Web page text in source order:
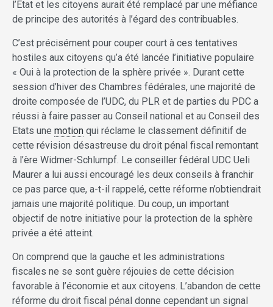
l’Etat et les citoyens aurait été remplacé par une méfiance
de principe des autorités à l’égard des contribuables.
C’est précisément pour couper court à ces tentatives
hostiles aux citoyens qu’a été lancée l’initiative populaire
« Oui à la protection de la sphère privée ». Durant cette
session d’hiver des Chambres fédérales, une majorité de
droite composée de l’UDC, du PLR et de parties du PDC a
réussi à faire passer au Conseil national et au Conseil des
Etats une motion qui réclame le classement définitif de
cette révision désastreuse du droit pénal fiscal remontant
à l’ère Widmer-Schlumpf. Le conseiller fédéral UDC Ueli
Maurer a lui aussi encouragé les deux conseils à franchir
ce pas parce que, a-t-il rappelé, cette réforme n’obtiendrait
jamais une majorité politique. Du coup, un important
objectif de notre initiative pour la protection de la sphère
privée a été atteint.
On comprend que la gauche et les administrations
fiscales ne se sont guère réjouies de cette décision
favorable à l’économie et aux citoyens. L’abandon de cette
réforme du droit fiscal pénal donne cependant un signal